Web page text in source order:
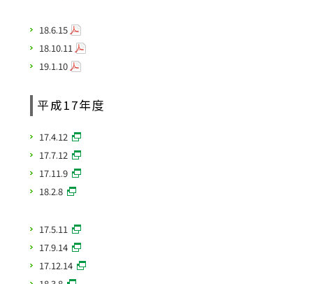
18.6.15
18.10.11
19.1.10
平成17年度
17.4.12
17.7.12
17.11.9
18.2.8
17.5.11
17.9.14
17.12.14